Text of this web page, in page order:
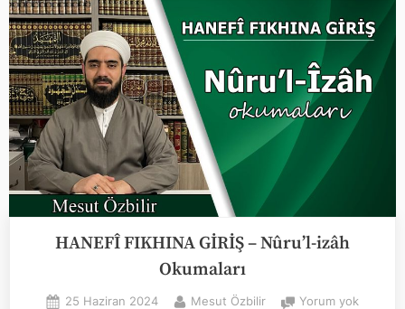
HANEFÎ FIKHINA GİRİŞ – Nûru’l-izâh
Okumaları
Posted
25 Haziran 2024 By
Mesut Özbilir Yorum yok